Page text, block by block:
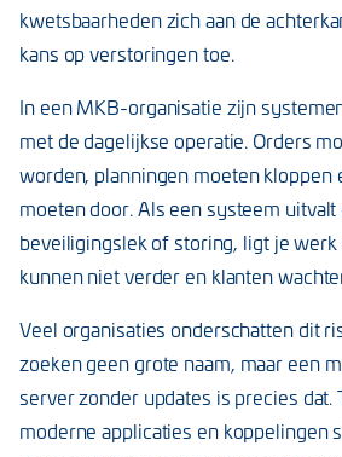
kwetsbaarheden zich aan de
kans op verstoringen toe.
In een MKB-organisatie zijn
met de dagelijkse operatie. Orders
worden, planningen moeten kloppen
moeten door. Als een systeem
beveiligingslek of storing, ligt je
kunnen niet verder en klanten
Veel organisaties onderschatten dit
zoeken geen grote naam, maar een
server zonder updates is precies
moderne applicaties en koppelingen